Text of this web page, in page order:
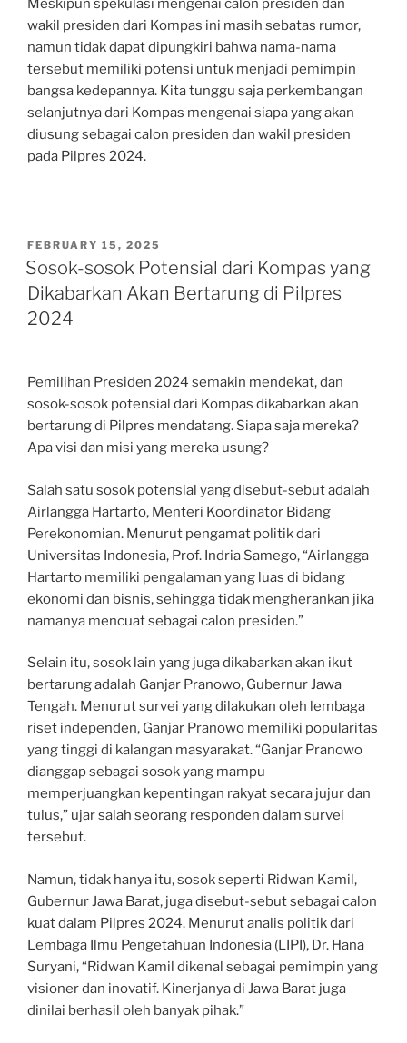
Meskipun spekulasi mengenai calon presiden dan
wakil presiden dari Kompas ini masih sebatas rumor,
namun tidak dapat dipungkiri bahwa nama-nama
tersebut memiliki potensi untuk menjadi pemimpin
bangsa kedepannya. Kita tunggu saja perkembangan
selanjutnya dari Kompas mengenai siapa yang akan
diusung sebagai calon presiden dan wakil presiden
pada Pilpres 2024.
POSTED
ON
FEBRUARY 15, 2025
Sosok-sosok Potensial dari Kompas yang
Dikabarkan Akan Bertarung di Pilpres
2024
Pemilihan Presiden 2024 semakin mendekat, dan
sosok-sosok potensial dari Kompas dikabarkan akan
bertarung di Pilpres mendatang. Siapa saja mereka?
Apa visi dan misi yang mereka usung?
Salah satu sosok potensial yang disebut-sebut adalah
Airlangga Hartarto, Menteri Koordinator Bidang
Perekonomian. Menurut pengamat politik dari
Universitas Indonesia, Prof. Indria Samego, “Airlangga
Hartarto memiliki pengalaman yang luas di bidang
ekonomi dan bisnis, sehingga tidak mengherankan jika
namanya mencuat sebagai calon presiden.”
Selain itu, sosok lain yang juga dikabarkan akan ikut
bertarung adalah Ganjar Pranowo, Gubernur Jawa
Tengah. Menurut survei yang dilakukan oleh lembaga
riset independen, Ganjar Pranowo memiliki popularitas
yang tinggi di kalangan masyarakat. “Ganjar Pranowo
dianggap sebagai sosok yang mampu
memperjuangkan kepentingan rakyat secara jujur dan
tulus,” ujar salah seorang responden dalam survei
tersebut.
Namun, tidak hanya itu, sosok seperti Ridwan Kamil,
Gubernur Jawa Barat, juga disebut-sebut sebagai calon
kuat dalam Pilpres 2024. Menurut analis politik dari
Lembaga Ilmu Pengetahuan Indonesia (LIPI), Dr. Hana
Suryani, “Ridwan Kamil dikenal sebagai pemimpin yang
visioner dan inovatif. Kinerjanya di Jawa Barat juga
dinilai berhasil oleh banyak pihak.”